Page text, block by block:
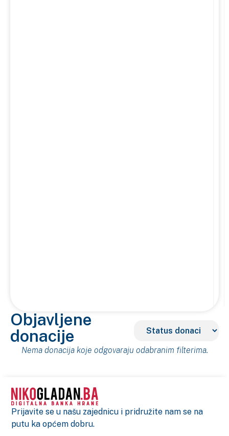
Objavljene
donacije
Nema donacija koje odgovaraju odabranim filterima.
Prijavite se u našu zajednicu i pridružite nam se na
putu ka općem dobru.